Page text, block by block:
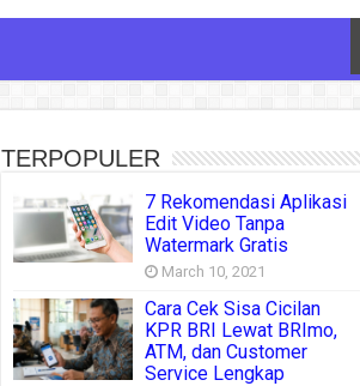
TERPOPULER
7 Rekomendasi Aplikasi
Edit Video Tanpa
Watermark Gratis
March 10, 2021
Cara Cek Sisa Cicilan
KPR BRI Lewat BRImo,
ATM, dan Customer
Service Lengkap